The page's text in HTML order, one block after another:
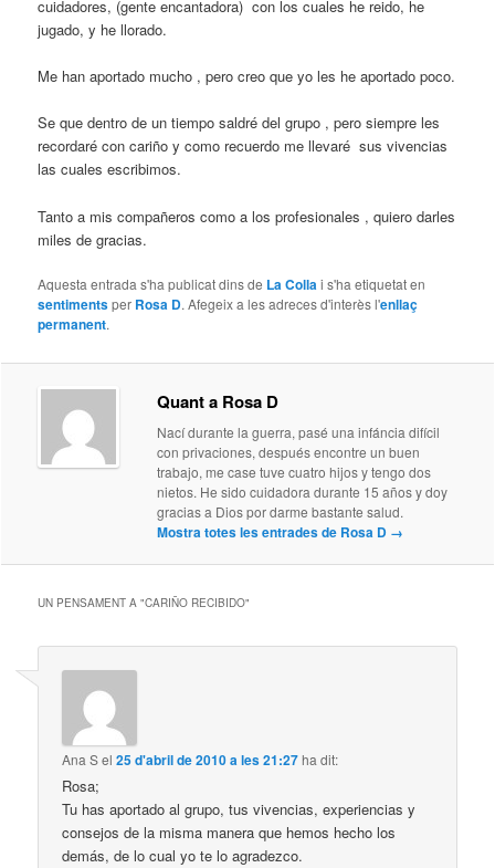
cuidadores, (gente encantadora) con los cuales he reido, he
jugado, y he llorado.
Me han aportado mucho , pero creo que yo les he aportado poco.
Se que dentro de un tiempo saldré del grupo , pero siempre les
recordaré con cariño y como recuerdo me llevaré sus vivencias
las cuales escribimos.
Tanto a mis compañeros como a los profesionales , quiero darles
miles de gracias.
Aquesta entrada s'ha publicat dins de La Collai s'ha etiquetat en
sentimentsper Rosa D. Afegeix a les adreces d'interès l'enllaç
permanent.
Quant a Rosa D
Nací durante la guerra, pasé una infáncia difícil
con privaciones, después encontre un buen
trabajo, me case tuve cuatro hijos y tengo dos
nietos. He sido cuidadora durante 15 años y doy
gracias a Dios por darme bastante salud.
Mostra totes les entrades de Rosa D →
UN PENSAMENT A "CARIÑO RECIBIDO"
Ana Sel25 d'abril de 2010 a les 21:27ha dit:
Rosa;
Tu has aportado al grupo, tus vivencias, experiencias y
consejos de la misma manera que hemos hecho los
demás, de lo cual yo te lo agradezco.